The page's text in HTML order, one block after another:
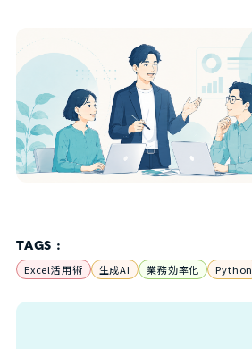
TAGS :
Excel活用術 生成AI 業務効率化 Python